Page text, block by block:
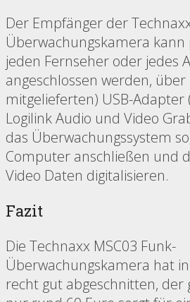
Der Empfänger der
Überwachungskamera kann
jeden Fernseher oder jedes
angeschlossen werden,
mitgelieferten) USB-Adapter
Logilink Audio und Video
das Überwachungssystem
Computer anschließen und
Video Daten digitalisieren.
Fazit
Die Technaxx MSC03 Funk-
Überwachungskamera hat
recht gut abgeschnitten, der